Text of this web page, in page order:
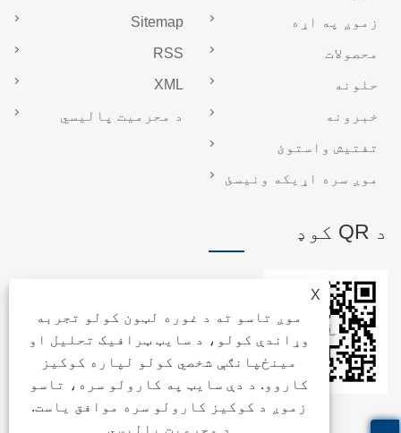
X
موږ تاسو ته د غوره لټون کولو تجربه
وړاندې کولو، د سایټ ټرافيک تحلیل او
مینځپانګې شخصي کولو لپاره کوکیز
کاروو. د دې سایټ په کارولو سره، تاسو
زموږ د کوکیز کارولو سره موافق یاست.
د محرمیت پالیسي
زموږ په اړه
محصولات
حلونه
خبرونه
تفتیش واستوئ
موږ سره اړیکه ونیسئ
Sitemap
RSS
XML
د محرمیت پالیسي
د QR کوډ